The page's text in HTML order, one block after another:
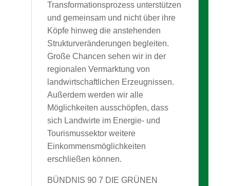
Transformationsprozess unterstützen
und gemeinsam und nicht über ihre
Köpfe hinweg die anstehenden
Strukturveränderungen begleiten.
Große Chancen sehen wir in der
regionalen Vermarktung von
landwirtschaftlichen Erzeugnissen.
Außerdem werden wir alle
Möglichkeiten ausschöpfen, dass
sich Landwirte im Energie- und
Tourismussektor weitere
Einkommensmöglichkeiten
erschließen können.
BÜNDNIS 90 7 DIE GRÜNEN